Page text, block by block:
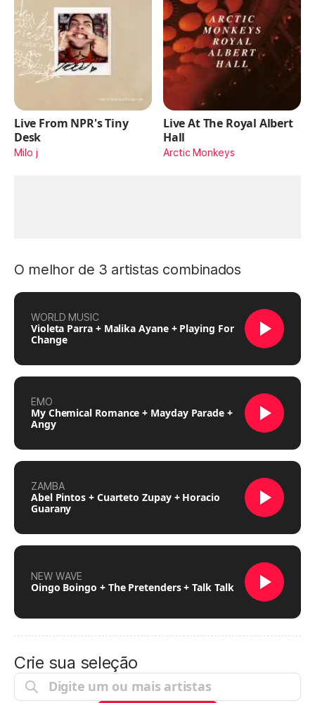
Live From NPR's Tiny
Desk
Milo j
Live At The Royal Albert
Hall
Arctic Monkeys
O melhor de 3 artistas combinados
WORLD MUSIC
Violeta Parra + Malika Ayane + Playing For
Change
EMO
My Chemical Romance + Mayday Parade +
Angy
ZAMBA
Abel Pintos + Cuarteto Zupay + Horacio
Guarany
NEW WAVE
Oingo Boingo + The Pretenders + Talk Talk
Crie sua seleção